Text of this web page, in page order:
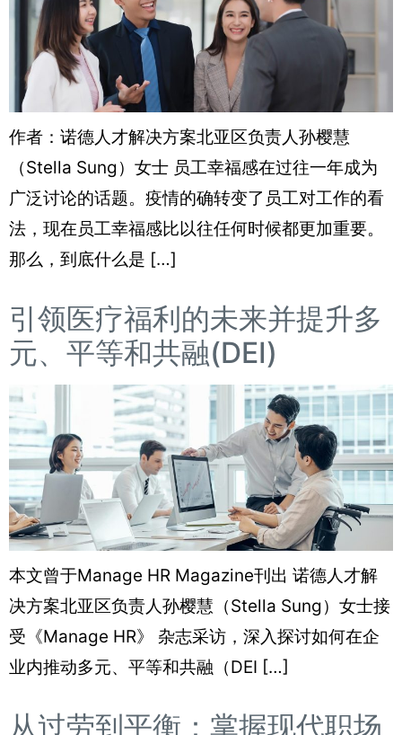
作者：诺德人才解决方案北亚区负责人孙樱慧
（Stella Sung）女士 员工幸福感在过往一年成为
广泛讨论的话题。疫情的确转变了员工对工作的看
法，现在员工幸福感比以往任何时候都更加重要。
那么，到底什么是 […]
引领医疗福利的未来并提升多
元、平等和共融(DEI)
本文曾于Manage HR Magazine刊出 诺德人才解
决方案北亚区负责人孙樱慧（Stella Sung）女士接
受《Manage HR》 杂志采访，深入探讨如何在企
业内推动多元、平等和共融（DEI […]
从过劳到平衡：掌握现代职场